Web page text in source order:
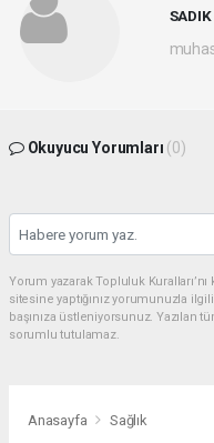
Okuyucu Yorumları (0)
Yorum yazarak Topluluk
sitesine yaptığınız yorumunuzla
başınıza üstleniyorsunuz.
sorumlu tutulamaz.
Anasayfa Sağlık